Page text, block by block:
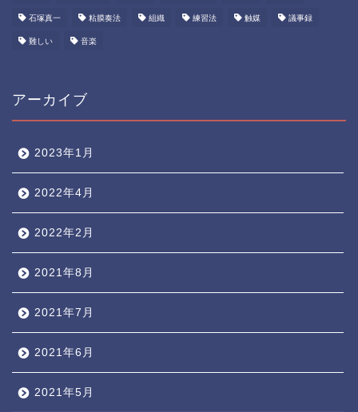
石塚真一 粘膜奏法 組織 練習法 触媒 議事録
難しい 音楽
アーカイブ
2023年1月
2022年4月
2022年2月
2021年8月
2021年7月
2021年6月
2021年5月